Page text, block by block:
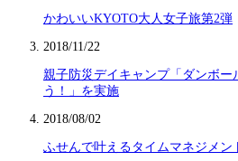
かわいいKYOTO大人女子旅第2弾
2018/11/22
親子防災デイキャンプ「ダンボー
う！」を実施
2018/08/02
ふせんで叶えるタイムマネジメン